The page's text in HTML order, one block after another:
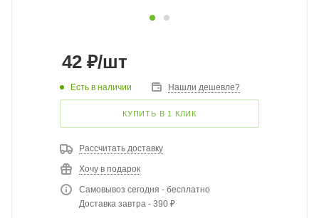
42 ₽/шт
Есть в наличии Нашли дешевле?
КУПИТЬ В 1 КЛИК
Рассчитать доставку
Хочу в подарок
Самовывоз сегодня - бесплатно
Доставка завтра - 390 ₽